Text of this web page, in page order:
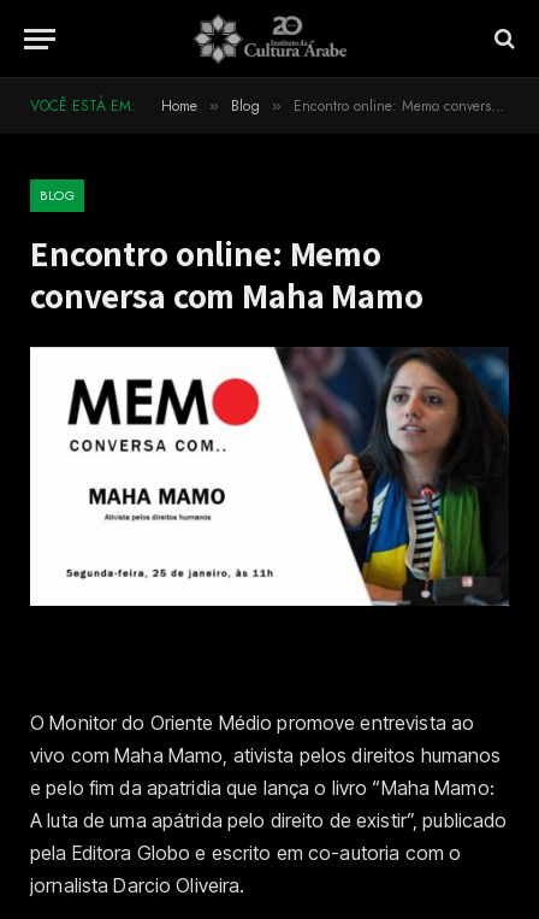
VOCÊ ESTÁ EM: Home » Blog » Encontro online: Memo conversa com Maha Mamo
BLOG
Encontro online: Memo
conversa com Maha Mamo
O Monitor do Oriente Médio promove entrevista ao
vivo com Maha Mamo, ativista pelos direitos humanos
e pelo fim da apatridia que lança o livro “Maha Mamo:
A luta de uma apátrida pelo direito de existir”, publicado
pela Editora Globo e escrito em co-autoria com o
jornalista Darcio Oliveira.